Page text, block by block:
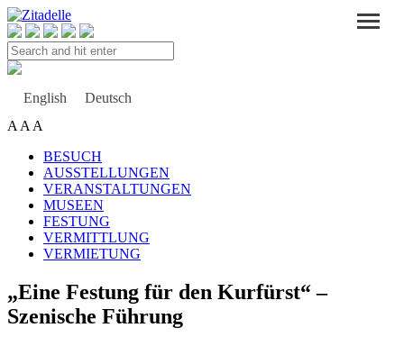
Search
and
enterEnglish
Deutsch
A A A
BESUCH
AUSSTELLUNGEN
VERANSTALTUNGEN
MUSEEN
FESTUNG
VERMITTLUNG
VERMIETUNG
„Eine Festung für den Kurfürst“ –
Szenische Führung